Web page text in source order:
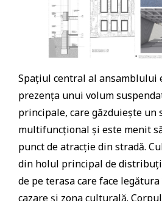
Spațiul central al ansamblului
prezența unui volum
principale, care găzduiește un
multifuncțional și este menit
punct de atracție din stradă.
din holul principal de
de pe terasa care face
cazare și zona culturală.